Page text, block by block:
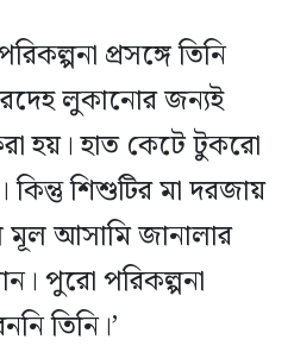
প্রসঙ্গে তিনি
লুকানোর জন্যই
হয়। হাত কেটে টুকরো
কিন্তু শিশুটির মা দরজায়
মূল আসামি জানালার
পুরো পরিকল্পনা
তিনি।’